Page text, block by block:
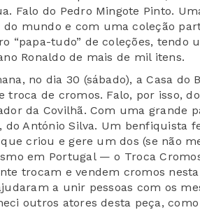
Falo do Pedro Mingote Pinto.
do mundo e com uma coleção
“papa-tudo” de coleções, tendo
Ronaldo de mais de mil itens.
no dia 30 (sábado), a Casa
troca de cromos. Falo, por isso,
da Covilhã. Com uma grande
do António Silva. Um benfiquista
criou e gere um dos (se não
em Portugal — o Troca
trocam e vendem cromos
a unir pessoas com os
outros atores desta peça,